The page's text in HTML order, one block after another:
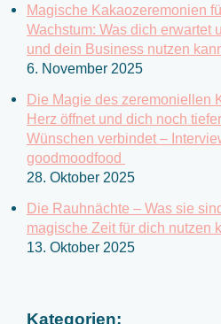
Magische Kakaozeremonien
Wachstum: Was dich erwartet
und dein Business nutzen
6. November 2025
Die Magie des zeremoniellen
Herz öffnet und dich noch
Wünschen verbindet –
goodmoodfood
28. Oktober 2025
Die Rauhnächte – Was sie
magische Zeit für dich nutzen
13. Oktober 2025
Kategorien: